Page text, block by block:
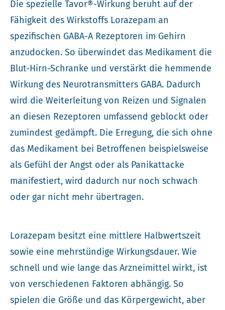
Die spezielle Tavor®-Wirkung beruht auf der
Fähigkeit des Wirkstoffs Lorazepam an
spezifischen GABA-A Rezeptoren im Gehirn
anzudocken. So überwindet das Medikament die
Blut-Hirn-Schranke und verstärkt die hemmende
Wirkung des Neurotransmitters GABA. Dadurch
wird die Weiterleitung von Reizen und Signalen
an diesen Rezeptoren umfassend geblockt oder
zumindest gedämpft. Die Erregung, die sich ohne
das Medikament bei Betroffenen beispielsweise
als Gefühl der Angst oder als Panikattacke
manifestiert, wird dadurch nur noch schwach
oder gar nicht mehr übertragen.
Lorazepam besitzt eine mittlere Halbwertszeit
sowie eine mehrstündige Wirkungsdauer. Wie
schnell und wie lange das Arzneimittel wirkt, ist
von verschiedenen Faktoren abhängig. So
spielen die Größe und das Körpergewicht, aber